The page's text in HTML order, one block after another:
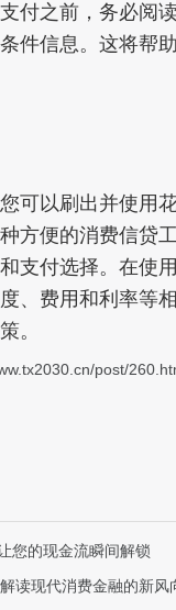
付之前，务必阅
件信息。这将帮
可以刷出并使用
方便的消费信贷
支付选择。在使
、费用和利率等
。
post/
您的现金流瞬间解锁
读现代消费金融的新风